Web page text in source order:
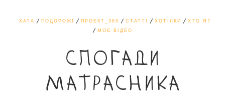
ХАТА ПОДОРОЖІ ПРОЕКТ_365 СТАТТІ ХОТІЛКИ
ХТО Я?
МОЄ ВІДЕО
СПОГАДИ
МАТРАСНИКА